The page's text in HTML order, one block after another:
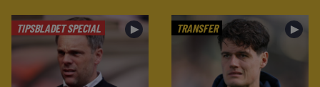
TIPSBLADET SPECIAL ► TRANSFER ►